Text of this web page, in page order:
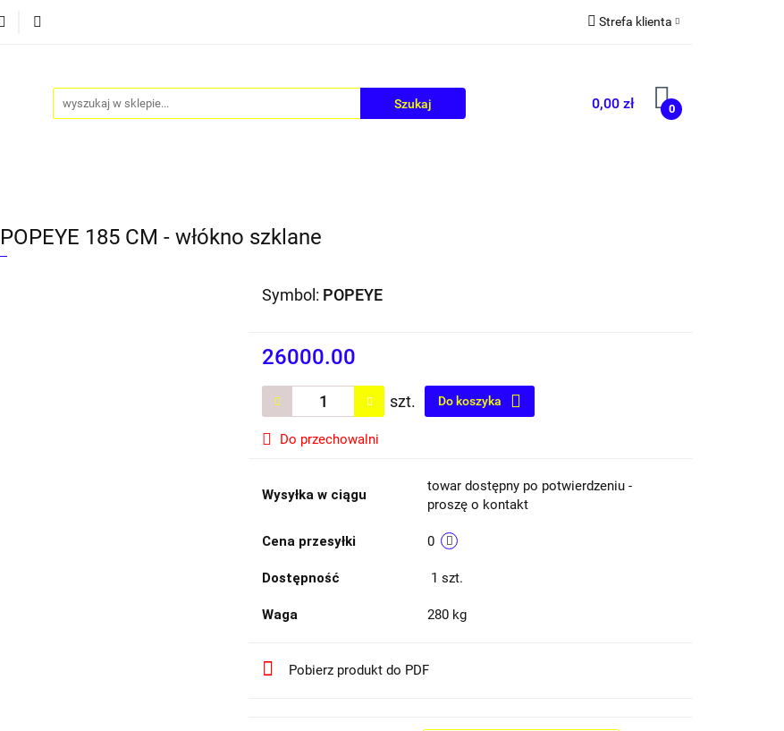
Strefa klienta
Zarejestruj się
Dodaj zgłoszenie
0,00 zł 0
AKCESORIA
185 CM - włókno szklane
Symbol: POPEYE
26000.00
szt. Do koszyka
Do przechowalni
Wysyłka w ciągu
towar dostępny po potwierdzeniu -
proszę o kontakt
Cena przesyłki 0
Dostępność 1 szt.
Waga 280 kg
Pobierz produkt do PDF